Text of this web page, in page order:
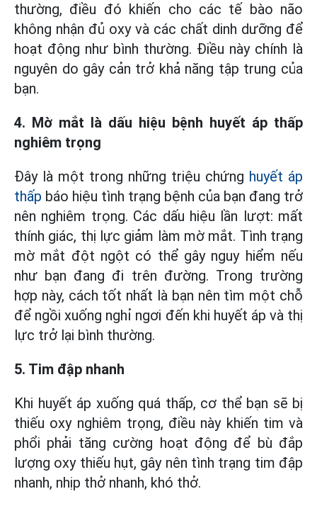
thường, điều đó khiến cho các tế bào não
không nhận đủ oxy và các chất dinh dưỡng để
hoạt động như bình thường. Điều này chính là
nguyên do gây cản trở khả năng tập trung của
bạn.
4. Mờ mắt là dấu hiệu bệnh huyết áp thấp
nghiêm trọng
Đây là một trong những triệu chứng huyết áp
thấp báo hiệu tình trạng bệnh của bạn đang trở
nên nghiêm trọng. Các dấu hiệu lần lượt: mất
thính giác, thị lực giảm làm mờ mắt. Tình trạng
mờ mắt đột ngột có thể gây nguy hiểm nếu
như bạn đang đi trên đường. Trong trường
hợp này, cách tốt nhất là bạn nên tìm một chỗ
để ngồi xuống nghỉ ngơi đến khi huyết áp và thị
lực trở lại bình thường.
5. Tim đập nhanh
Khi huyết áp xuống quá thấp, cơ thể bạn sẽ bị
thiếu oxy nghiêm trọng, điều này khiến tim và
phổi phải tăng cường hoạt động để bù đắp
lượng oxy thiếu hụt, gây nên tình trạng tim đập
nhanh, nhịp thở nhanh, khó thở.